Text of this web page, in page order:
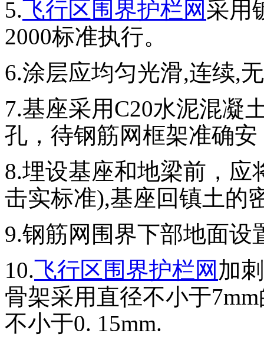
5.飞行区围界护栏网采用
2000标准执行。
6.涂层应均匀光滑,连续,
7.基座采用C20水泥混凝
孔，待钢筋网框架准确
8.埋设基座和地梁前，应
击实标准),基座回镇土的
9.钢筋网围界下部地面设
10.飞行区围界护栏网 加
骨架采用直径不小于
不小于0. 15mm.